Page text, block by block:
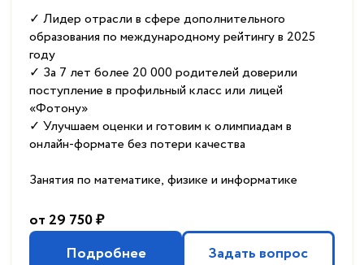
✓ Лидер отрасли в сфере дополнительного
образования по международному рейтингу в 2025
году
✓ За 7 лет более 20 000 родителей доверили
поступление в профильный класс или лицей
«Фотону»
✓ Улучшаем оценки и готовим к олимпиадам в
онлайн-формате без потери качества
Занятия по математике, физике и информатике
от 29 750 ₽
Подробнее
Задать вопрос